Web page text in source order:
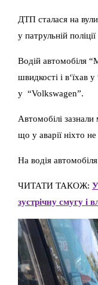
ДТП сталася на
у патрульній
Водій автомобіля
швидкості і в‘їхав
у “Volkswagen”.
Автомобілі
що у аварії ніхто
На водія
ЧИТАТИ ТАКОЖ:
зустрічну смугу і